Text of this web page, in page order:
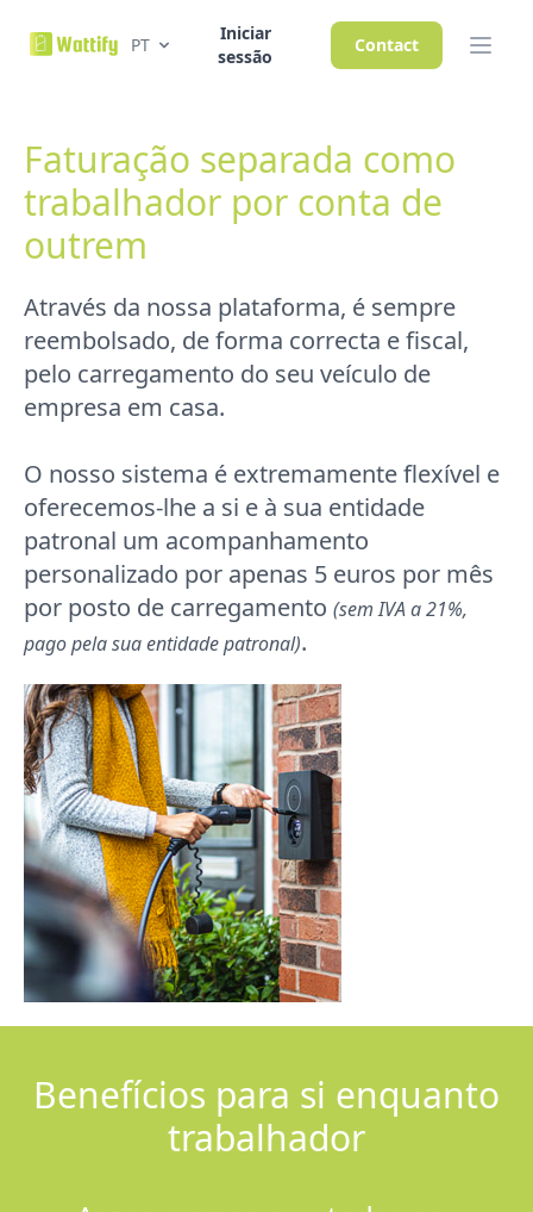
PT
Iniciar
sessão
Contact
Faturação separada como
trabalhador por conta de
outrem
Através da nossa plataforma, é sempre
reembolsado, de forma correcta e fiscal,
pelo carregamento do seu veículo de
empresa em casa.
O nosso sistema é extremamente flexível e
oferecemos-lhe a si e à sua entidade
patronal um acompanhamento
personalizado por apenas 5 euros por mês
por posto de carregamento (sem IVA a 21%,
pago pela sua entidade patronal).
Benefícios para si enquanto
trabalhador